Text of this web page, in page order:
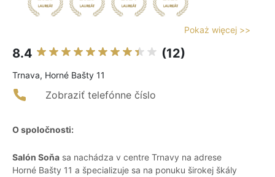
Pokaż więcej >>
8.4 (12)
Trnava, Horné Bašty 11
Zobraziť telefónne číslo
O spoločnosti:
Salón Soňa sa nachádza v centre Trnavy na adrese
Horné Bašty 11 a špecializuje sa na ponuku širokej škály